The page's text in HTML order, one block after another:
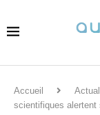
Accueil
scientifiques alertent